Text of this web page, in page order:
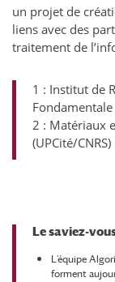
un projet de
liens avec des
traitement de
1 : Institut de
Fondamentale
2 : Matériaux
(UPCité/CNRS)
Le saviez-
L’équipe
forment